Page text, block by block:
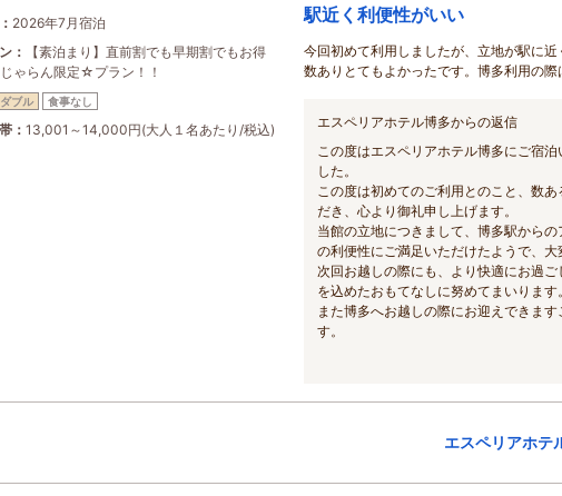
2026年7月宿泊
【素泊まり】直前割でも早期割でもお得
ゃらん限定☆プラン！！
ブル 食事なし
13,001～14,000円(大人１名あたり/税込)
駅近く利便性がいい
今回初めて利用しましたが、立地が駅に
数ありとてもよかったです。博多利用の際
エスペリアホテル博多からの返信
この度はエスペリアホテル博多にご宿
した。
この度は初めてのご利用とのこと、数
だき、心より御礼申し上げます。
当館の立地につきまして、博多駅から
の利便性にご満足いただけたようで、大
次回お越しの際にも、より快適にお過
を込めたおもてなしに努めてまいります。
また博多へお越しの際にお迎えできま
す。
エスペリアホテ